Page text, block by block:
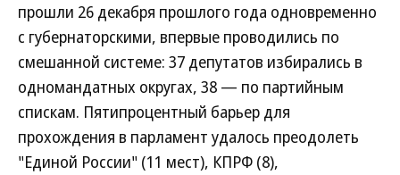
прошли 26 декабря прошлого года одновременно
с губернаторскими, впервые проводились по
смешанной системе: 37 депутатов избирались в
одномандатных округах, 38 — по партийным
спискам. Пятипроцентный барьер для
прохождения в парламент удалось преодолеть
"Единой России" (11 мест), КПРФ (8),